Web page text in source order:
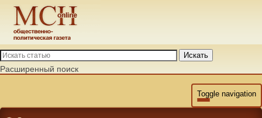
Искать
Расширенный поиск
Toggle navigation